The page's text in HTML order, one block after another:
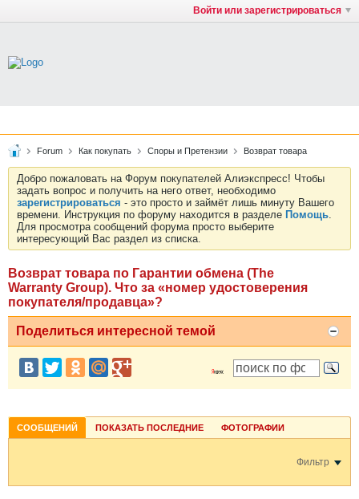
Войти или зарегистрироваться
Forum Как покупать Споры и Претензии Возврат товара
Добро пожаловать на Форум покупателей Алиэкспресс! Чтобы
задать вопрос и получить на него ответ, необходимо
зарегистрироваться - это просто и займёт лишь минуту Вашего
времени. Инструкция по форуму находится в разделе Помощь.
Для просмотра сообщений форума просто выберите
интересующий Вас раздел из списка.
Возврат товара по Гарантии обмена (The
Warranty Group). Что за «номер удостоверения
покупателя/продавца»?
Поделиться интересной темой
СООБЩЕНИЙ ПОКАЗАТЬ ПОСЛЕДНИЕ ФОТОГРАФИИ
Фильтр